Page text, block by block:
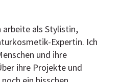
arbeite als Stylistin,
Expertin. Ich
und ihre
ihre Projekte und